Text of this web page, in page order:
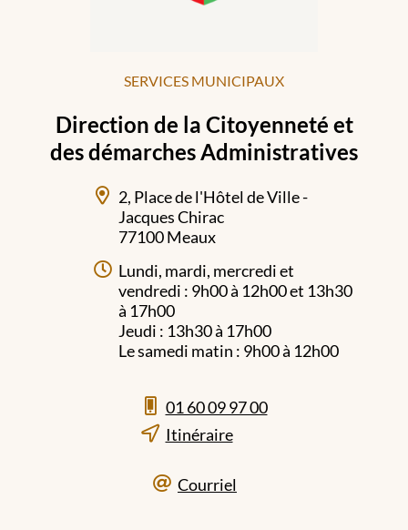
SERVICES MUNICIPAUX
Direction de la Citoyenneté et
des démarches Administratives
2, Place de l'Hôtel de Ville -
Jacques Chirac
77100 Meaux
Lundi, mardi, mercredi et
vendredi : 9h00 à 12h00 et 13h30
à 17h00
Jeudi : 13h30 à 17h00
Le samedi matin : 9h00 à 12h00
01 60 09 97 00
Itinéraire
Courriel